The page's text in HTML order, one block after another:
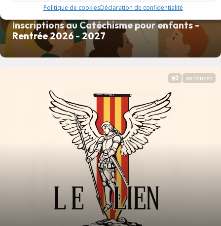
Politique de cookiesDéclaration de confidentialité
Inscriptions au Catéchisme pour enfants -
Rentrée 2026 - 2027
annonces